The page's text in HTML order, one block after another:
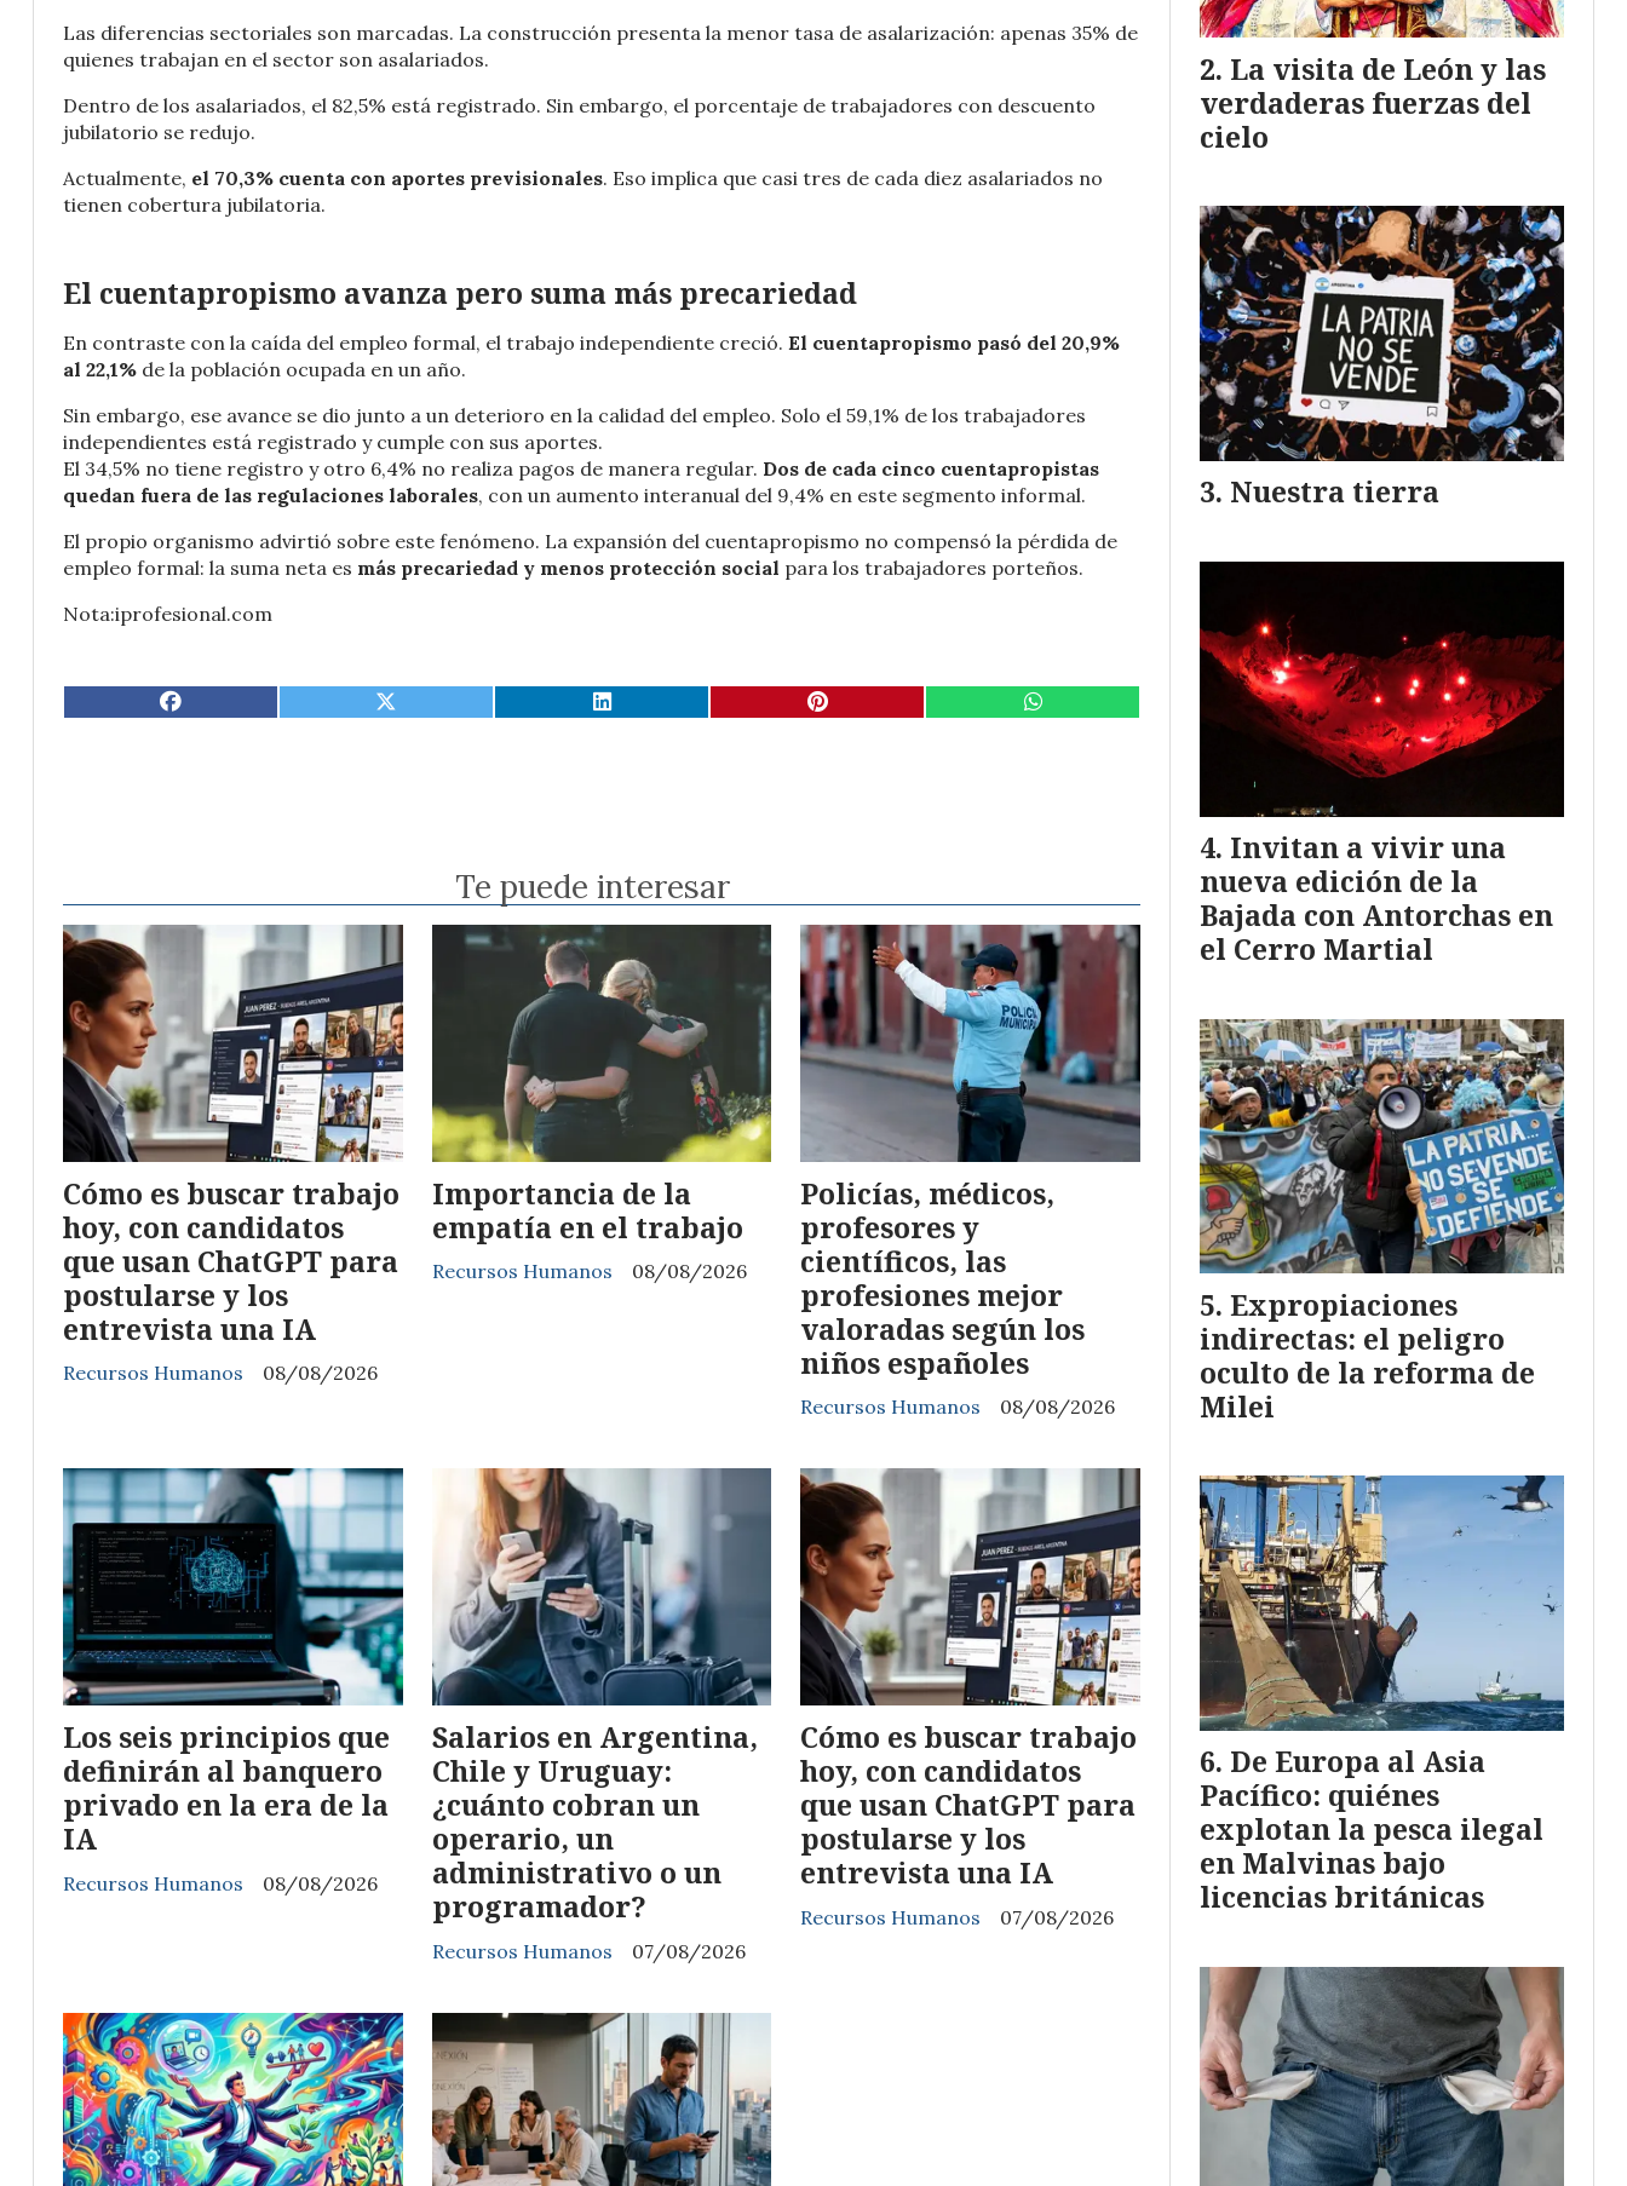
Las diferencias sectoriales son marcadas. La construcción presenta la menor tasa de asalarización: apenas 35% de
quienes trabajan en el sector son asalariados.
Dentro de los asalariados, el 82,5% está registrado. Sin embargo, el porcentaje de trabajadores con descuento
jubilatorio se redujo.
Actualmente, el 70,3% cuenta con aportes previsionales. Eso implica que casi tres de cada diez asalariados no
tienen cobertura jubilatoria.
El cuentapropismo avanza pero suma más precariedad
En contraste con la caída del empleo formal, el trabajo independiente creció. El cuentapropismo pasó del 20,9%
al 22,1% de la población ocupada en un año.
Sin embargo, ese avance se dio junto a un deterioro en la calidad del empleo. Solo el 59,1% de los trabajadores
independientes está registrado y cumple con sus aportes.
El 34,5% no tiene registro y otro 6,4% no realiza pagos de manera regular. Dos de cada cinco cuentapropistas
quedan fuera de las regulaciones laborales, con un aumento interanual del 9,4% en este segmento informal.
El propio organismo advirtió sobre este fenómeno. La expansión del cuentapropismo no compensó la pérdida de
empleo formal: la suma neta es más precariedad y menos protección social para los trabajadores porteños.
Nota:iprofesional.com
Te puede interesar
Cómo es buscar trabajo
hoy, con candidatos
que usan ChatGPT para
postularse y los
entrevista una IA
Recursos Humanos 08/08/2026
Importancia de la
empatía en el trabajo
Recursos Humanos 08/08/2026
Policías, médicos,
profesores y
científicos, las
profesiones mejor
valoradas según los
niños españoles
Recursos Humanos 08/08/2026
Los seis principios que
definirán al banquero
privado en la era de la
IA
Recursos Humanos 08/08/2026
Salarios en Argentina,
Chile y Uruguay:
¿cuánto cobran un
operario, un
administrativo o un
programador?
Recursos Humanos 07/08/2026
Cómo es buscar trabajo
hoy, con candidatos
que usan ChatGPT para
postularse y los
entrevista una IA
Recursos Humanos 07/08/2026
La visita de León y las
verdaderas fuerzas del
cielo
Nuestra tierra
Invitan a vivir una
nueva edición de la
Bajada con Antorchas en
el Cerro Martial
Expropiaciones
indirectas: el peligro
oculto de la reforma de
Milei
De Europa al Asia
Pacífico: quiénes
explotan la pesca ilegal
en Malvinas bajo
licencias británicas